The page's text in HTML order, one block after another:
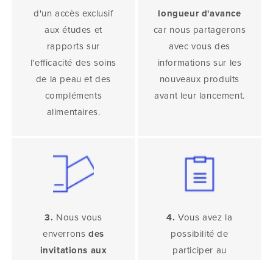
d'un accès exclusif
aux études et
rapports sur
l'efficacité des soins
de la peau et des
compléments
alimentaires.
longueur d'avance
car nous partagerons
avec vous des
informations sur les
nouveaux produits
avant leur lancement.
3. Nous vous
enverronsdes
invitations aux
4.Vous avez la
possibilité de
participer au